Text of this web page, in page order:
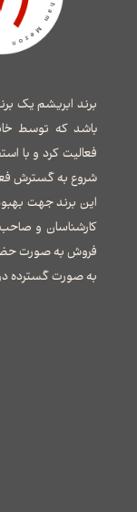
برند ابریشم یک
فعالیت کرد و با
شروع به گسترش
این برند جهت
کارشناسان و
فروش به صورت
به صورت گسترده